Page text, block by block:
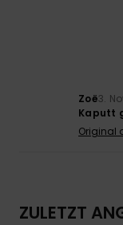
Zoë3.
Kaputt
Original
ZULETZT